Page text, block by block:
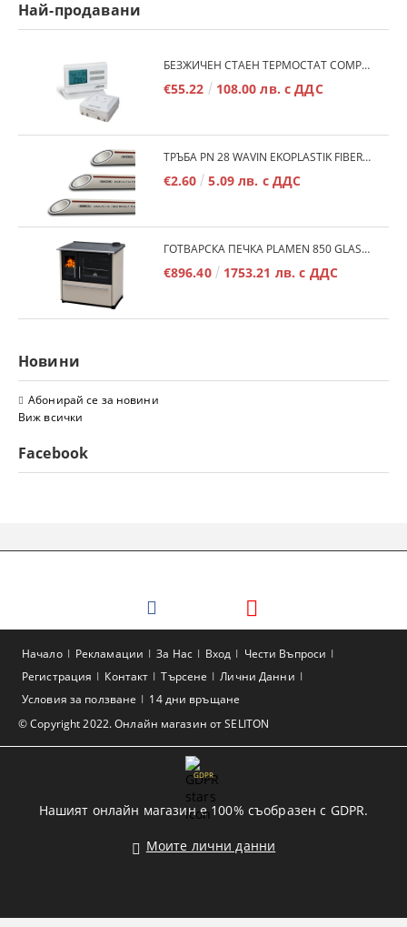
Най-продавани
БЕЗЖИЧЕН СТАЕН ТЕРМОСТАТ COMPUTHERM Q7RF
€55.22 108.00 лв. с ДДС
ТРЪБА PN 28 WAVIN EKOPLASTIK FIBER BASALT PLUS - 3М/БР.
€2.60 5.09 лв. с ДДС
ГОТВАРСКА ПЕЧКА PLAMEN 850 GLAS 11KW
€896.40 1753.21 лв. с ДДС
Новини
Абонирай се за новини
Виж всички
Facebook
© Copyright 2022. Онлайн магазин от SELITON
Начало Рекламации За Нас Вход
Чести Въпроси
Регистрация
Контакт Търсене
Лични Данни
Условия за ползване
14 дни връщане
GDPR
Нашият онлайн магазин е 100% съобразен с GDPR.
Моите лични данни